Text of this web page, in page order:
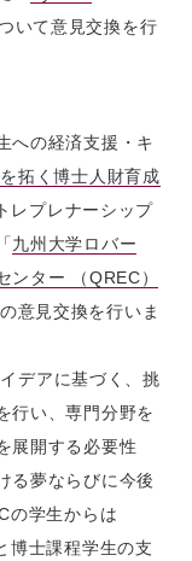
いて意⾒交換を⾏
への経済支援・キ
拓く博士人財育成
レプレナーシップ
九州大学ロバー
ンター （QREC）
意見交換を行いま
デアに基づく、挑
行い、専門分野を
展開する必要性
る夢ならびに今後
の学生からは
博士課程学生の支